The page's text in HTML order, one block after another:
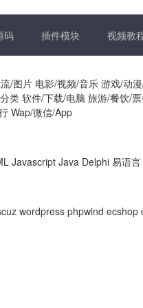
码 插件模块 视频教
/图片 电影/视频/音乐 游戏/动
类软件/下载/电脑 旅游/餐饮/
Wap/微信/App
Javascript Java Delphi 易语言
wordpress phpwind ecshop